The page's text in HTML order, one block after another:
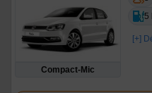
Compact-Mic
5
[+]